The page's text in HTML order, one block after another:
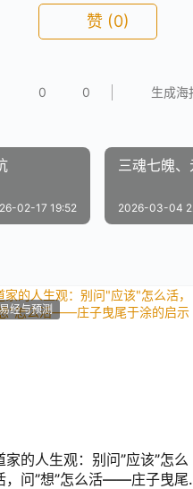
赞 (0)
0 0 生成海
02-17 19:52
三魂七魄
2026-03-04
经与预测
家的人生观：别问”应该”怎么
，问”想”怎么活——庄子曳尾